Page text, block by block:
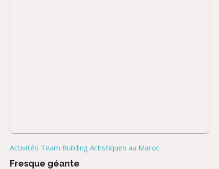
Activités Team Building Artistiques au Maroc
Fresque géante